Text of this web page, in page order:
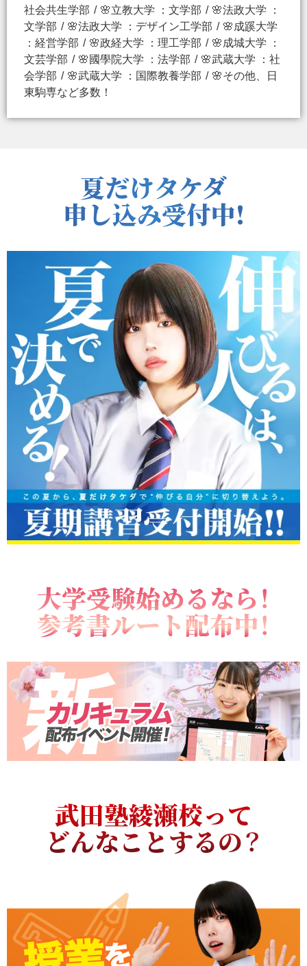
社会共生学部
🌸立教大学 ：文学部
🌸法政大学 ：
文学部
🌸法政大学 ：デザイン工学部
🌸成蹊大学
：経営学部
🌸政経大学 ：理工学部
🌸成城大学 ：
文芸学部
🌸國學院大学 ：法学部
🌸武蔵大学 ：社
会学部
🌸武蔵大学 ：国際教養学部
🌸その他、日
東駒専など多数！
夏だけタケダ
申し込み受付中!
大学受験始めるなら！
参考書ルート配布中！
武田塾綾瀬校って
どんなことするの？